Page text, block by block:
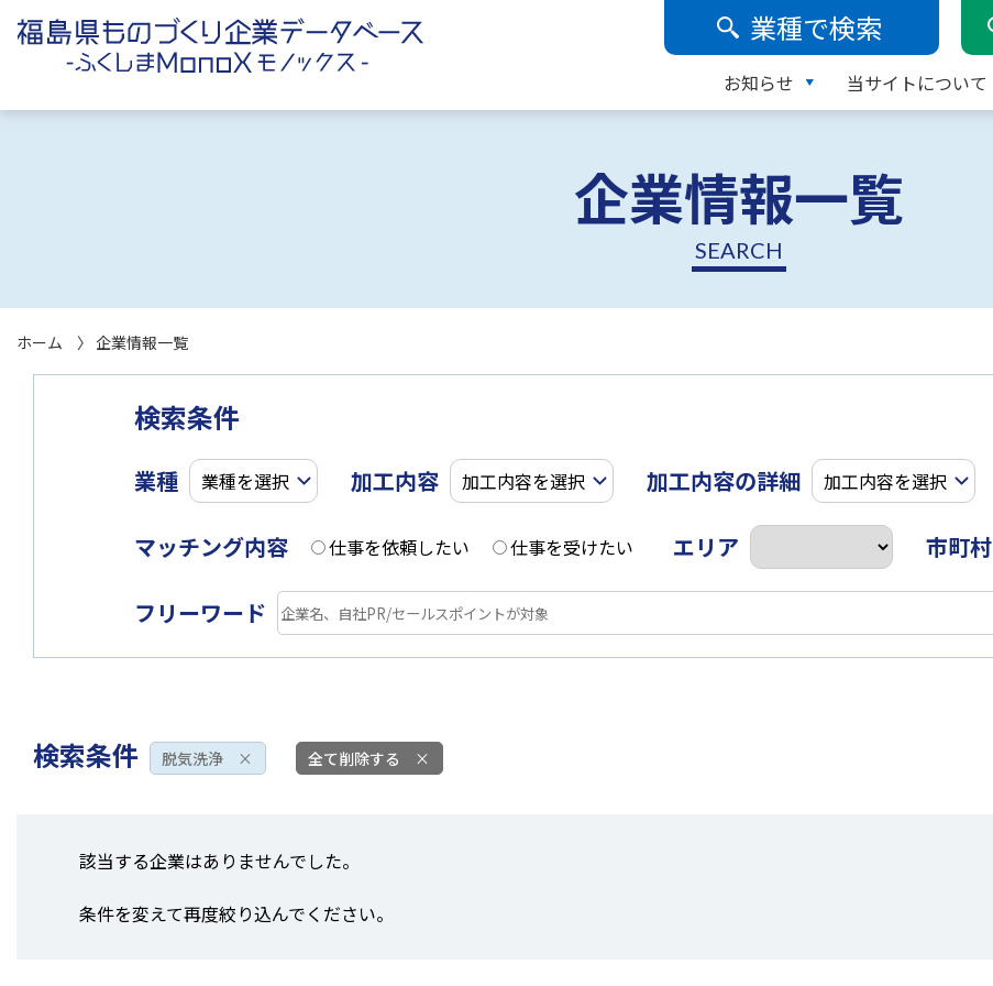
業種で検索
お知らせ 当サイトについて
企業情報一覧
SEARCH
ホーム 企業情報一覧
検索条件
業種 業種を選択 加工内容 加工内容を選択 加工内容の詳細 加工内容を選択
マッチング内容 仕事を依頼したい 仕事を受けたい エリア 市町村
フリーワード
検索条件 脱気洗浄 × 全て削除する ×
該当する企業はありませんでした。
条件を変えて再度絞り込んでください。